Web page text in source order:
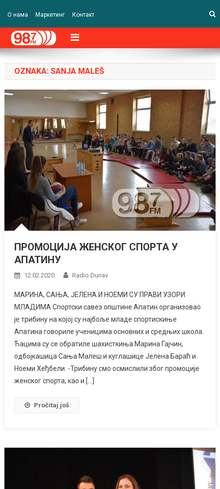
О нама Маркетинг Контакт
OZNAKA: SANJA MALEŠ
ПРОМОЦИЈА ЖЕНСКОГ СПОРТА У
АПАТИНУ
12.02.2020. Radio Dunav
МАРИНА, САЊА, ЈЕЛЕНА И НОЕМИ СУ ПРАВИ УЗОРИ
МЛАДИМА Спортски савез општине Апатин организовао
је трибину на којој су најбоље младе спортискиње
Апатина говориле ученицима основних и средњих школа.
Ђацима су се обратиле шахисткиња Марина Гајчин,
одбојкашица Сања Малеш и куглашице Јелена Бараћ и
Ноеми Хеђбели. -Трибину смо осмислили због промоције
женског спорта, као и […]
Pročitaj još